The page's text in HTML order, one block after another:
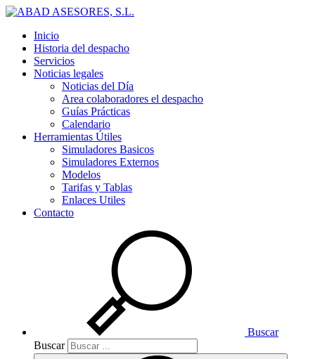
Inicio
Historia del despacho
Servicios
Noticias legales
Noticias del Día
Area colaboradores el despacho
Guías Prácticas
Calendario
Herramientas Útiles
Simuladores Basicos
Simuladores Externos
Modelos
Tarifas y Tablas
Enlaces Utiles
Contacto
Buscar
Buscar